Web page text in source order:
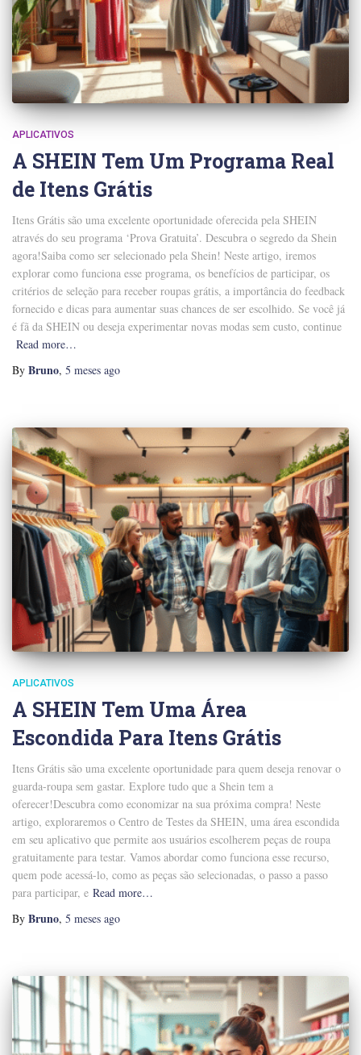
APLICATIVOS
A SHEIN Tem Um Programa Real
de Itens Grátis
Itens Grátis são uma excelente oportunidade oferecida pela SHEIN
através do seu programa ‘Prova Gratuita’. Descubra o segredo da Shein
agora!Saiba como ser selecionado pela Shein! Neste artigo, iremos
explorar como funciona esse programa, os benefícios de participar, os
critérios de seleção para receber roupas grátis, a importância do feedback
fornecido e dicas para aumentar suas chances de ser escolhido. Se você já
é fã da SHEIN ou deseja experimentar novas modas sem custo, continue
Read more…
By Bruno, 5 meses ago
APLICATIVOS
A SHEIN Tem Uma Área
Escondida Para Itens Grátis
Itens Grátis são uma excelente oportunidade para quem deseja renovar o
guarda-roupa sem gastar. Explore tudo que a Shein tem a
oferecer!Descubra como economizar na sua próxima compra! Neste
artigo, exploraremos o Centro de Testes da SHEIN, uma área escondida
em seu aplicativo que permite aos usuários escolherem peças de roupa
gratuitamente para testar. Vamos abordar como funciona esse recurso,
quem pode acessá-lo, como as peças são selecionadas, o passo a passo
para participar, e Read more…
By Bruno, 5 meses ago